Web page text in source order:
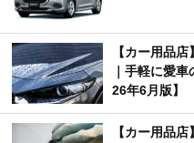
【カー用品
｜手軽に愛
26年6月版】
【カー用品